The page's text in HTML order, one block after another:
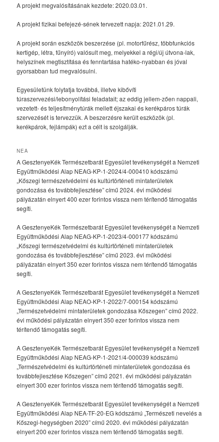
A projekt megvalósításának kezdete: 2020.03.01.
A projekt fizikai befejezé-sének tervezett napja: 2021.01.29.
A projekt során eszközök beszerzése (pl. motorfűrész, többfunkciós
kertigép, létra, fűnyíró) valósult meg, melyekkel a régi/új útvona-lak,
helyszínek megtisztítása és fenntartása hatéko-nyabban és jóval
gyorsabban tud megvalósulni.
Egyesületünk folytatja továbbá, illetve kibővíti
túraszervezési/lebonyolítási feladatait; az eddig jellem-zően nappali,
vezetett- és teljesítménytúrák mellett éjszakai és kerékpáros túrák
szervezését is tervezzük. A beszerzésre került eszközök (pl.
kerékpárok, fejlámpák) ezt a célt is szolgálják.
NEA
A GesztenyeKék Természetbarát Egyesület tevékenységét a Nemzeti
Együttműködési Alap NEAG-KP-1-2024/4-000410 kódszámú
„Kőszegi természetvédelmi és kultúrtörténeti mintaterületek
gondozása és továbbfejlesztése” című 2024. évi működési
pályázatán elnyert 400 ezer forintos vissza nem térítendő támogatás
segíti.
A GesztenyeKék Természetbarát Egyesület tevékenységét a Nemzeti
Együttműködési Alap NEAG-KP-1-2023/4-000177 kódszámú
„Kőszegi természetvédelmi és kultúrtörténeti mintaterületek
gondozása és továbbfejlesztése” című 2023. évi működési
pályázatán elnyert 350 ezer forintos vissza nem térítendő támogatás
segíti.
A GesztenyeKék Természetbarát Egyesület tevékenységét a Nemzeti
Együttműködési Alap NEAO-KP-1-2022/7-000154 kódszámú
„Természetvédelmi mintaterületek gondozása Kőszegen” című 2022.
évi működési pályázatán elnyert 350 ezer forintos vissza nem
térítendő támogatás segíti.
A GesztenyeKék Természetbarát Egyesület tevékenységét a Nemzeti
Együttműködési Alap NEAG-KP-1-2021/4-000039 kódszámú
„Természetvédelmi és kultúrtörténeti mintaterületek gondozása és
továbbfejlesztése Kőszegen” című 2021. évi működési pályázatán
elnyert 300 ezer forintos vissza nem térítendő támogatás segíti.
A GesztenyeKék Természetbarát Egyesület tevékenységét a Nemzeti
Együttműködési Alap NEA-TF-20-EG kódszámú „Természeti nevelés a
Kőszegi-hegységben 2020” című 2020. évi működési pályázatán
elnyert 200 ezer forintos vissza nem térítendő támogatás segíti.